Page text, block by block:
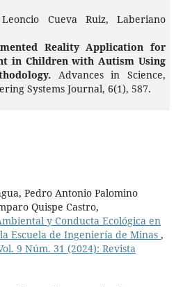
Cueva Ruiz, Laberiano
Reality Application for
in Children with Autism Using
Advances in Science,
Systems Journal, 6(1), 587.
Pedro Antonio Palomino
Quispe Castro,
y Conducta Ecológica en
Escuela de Ingeniería de Minas ,
9 Núm. 31 (2024): Revista